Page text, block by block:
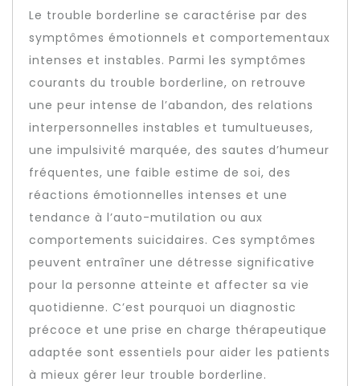
Le trouble borderline se caractérise par des
symptômes émotionnels et comportementaux
intenses et instables. Parmi les symptômes
courants du trouble borderline, on retrouve
une peur intense de l’abandon, des relations
interpersonnelles instables et tumultueuses,
une impulsivité marquée, des sautes d’humeur
fréquentes, une faible estime de soi, des
réactions émotionnelles intenses et une
tendance à l’auto-mutilation ou aux
comportements suicidaires. Ces symptômes
peuvent entraîner une détresse significative
pour la personne atteinte et affecter sa vie
quotidienne. C’est pourquoi un diagnostic
précoce et une prise en charge thérapeutique
adaptée sont essentiels pour aider les patients
à mieux gérer leur trouble borderline.